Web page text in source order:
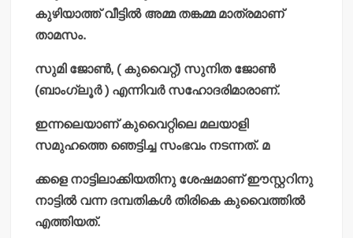
കുഴിയാത്ത് വീട്ടിൽ അമ്മ തങ്കമ്മ മാത്രമാണ്
താമസം.
സുമി ജോൺ, ( കുവൈറ്റ്) സുനിത ജോൺ
(ബാംഗ്ലൂർ ) എന്നിവർ സഹോദരിമാരാണ്.
ഇന്നലെയാണ് കുവൈറ്റിലെ മലയാളി
സമുഹത്തെ ഞെട്ടിച്ച സംഭവം നടന്നത്. മ
ക്കളെ നാട്ടിലാക്കിയതിനു ശേഷമാണ് ഈസ്റ്ററിനു
നാട്ടിൽ വന്ന ദമ്പതികൾ തിരികെ കുവൈത്തിൽ
എത്തിയത്.